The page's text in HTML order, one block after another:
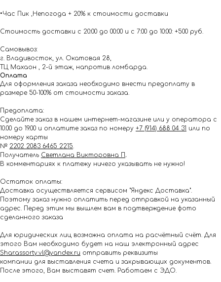
•Час Пик ,Непогода + 20% к стоимости доставки
Стоимость доставки с 20:00 до 00:00 и с 7:00 до 10:00: +500 руб.
Самовывоз:
г. Владивосток, ул. Окатовая 28,
ТЦ Махаон , 2-й этаж, напротив ломбарда.
Оплата
Для оформления заказа необходимо внести предоплату в
размере 50-100% от стоимости заказа.
Предоплата:
Сделайте заказ в нашем интернет-магазине или у оператора с
10.00 до 19.00 и оплатите заказ по номеру +7 (914) 688 04 31 или по
номеру карты
№ 2202 2083 6465 2215.
Получатель Светлана Викторовна П .
В комментариях к платежу ничего указывать не нужно!
Остаток оплаты:
Доставка осуществляется сервисом "Яндекс Доставка".
Поэтому заказ нужно оплатить перед отправкой на указанный
адрес. Перед этим мы вышлем вам в подтверждение фото
сделанного заказа
Для юридических лиц возможна оплата на расчётный счёт. Для
этого Вам необходимо будет на наш электронный адрес
Shar.assorty.vl@yandex.ru отправить реквизиты
компании для выставления счета и закрывающих документов.
После этого, Вам выставят счет. Работаем с ЭДО.